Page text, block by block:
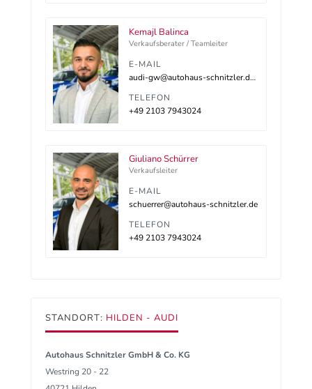
Kemajl Balinca
Verkaufsberater / Teamleiter
E-MAIL
audi-gw@autohaus-schnitzler.dealerdesk.de
TELEFON
+49 2103 7943024
Giuliano Schürrer
Verkaufsleiter
E-MAIL
schuerrer@autohaus-schnitzler.de
TELEFON
+49 2103 7943024
STANDORT: HILDEN - AUDI
Autohaus Schnitzler GmbH & Co. KG
Westring 20 - 22